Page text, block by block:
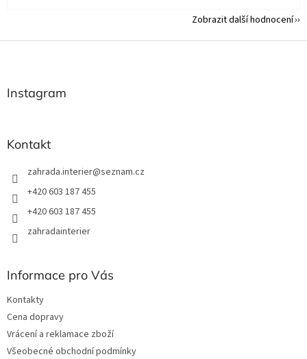
Zobrazit další hodnocení
Z
Instagram
Kontakt
zahrada.interier@seznam.cz
+420 603 187 455
+420 603 187 455
zahradainterier
Informace pro Vás
Kontakty
Cena dopravy
Vrácení a reklamace zboží
Všeobecné obchodní podmínky